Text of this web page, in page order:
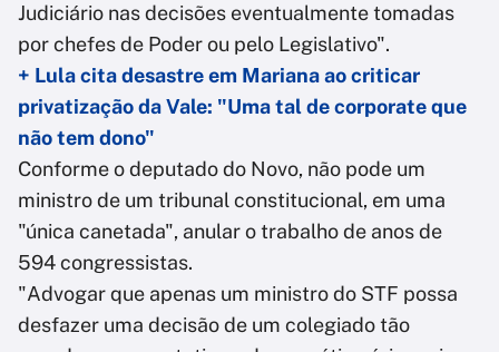
Judiciário nas decisões eventualmente tomadas
por chefes de Poder ou pelo Legislativo".
+ Lula cita desastre em Mariana ao criticar
privatização da Vale: "Uma tal de corporate que
não tem dono"
Conforme o deputado do Novo, não pode um
ministro de um tribunal constitucional, em uma
"única canetada", anular o trabalho de anos de
594 congressistas.
"Advogar que apenas um ministro do STF possa
desfazer uma decisão de um colegiado tão